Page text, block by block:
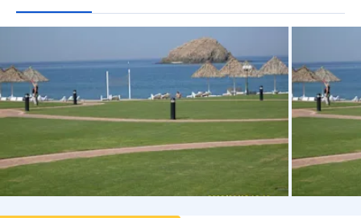
von Ulli,